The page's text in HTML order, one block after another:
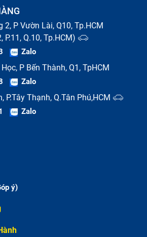
P Vườn Lài, Q10, Tp.HCM
Q.10, Tp.HCM)
Zalo
P Bến Thành, Q1, TpHCM
Zalo
P.Tây Thạnh, Q.Tân Phú,HCM
Zalo
ý)